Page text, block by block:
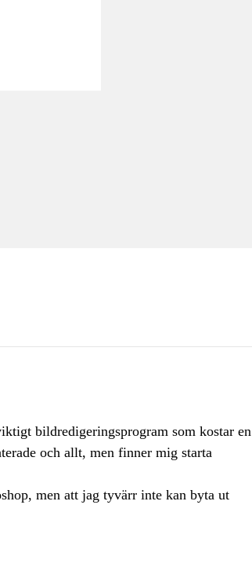
bildredigeringsprogram som kostar en
och allt, men finner mig starta
men att jag tyvärr inte kan byta ut